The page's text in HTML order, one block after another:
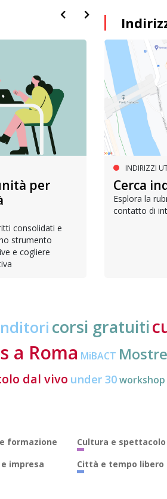
per
consolidati e
strumento
e cogliere
La
Lavorare
INDIRIZZI
Cerca
Esplora la
contatto di
corsi gratuiti
a Roma MiBACT Mostre
dal vivo under 30workshop
formazione
impresa
Cultura e spettacolo
Città e tempo libero